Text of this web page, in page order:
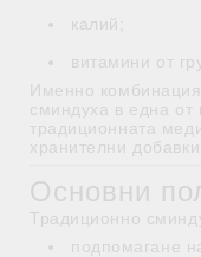
калий;
витамини от
Именно
сминдуха в една от
традиционната
хранителни добавки.
Основни
Традиционно
подпомагане